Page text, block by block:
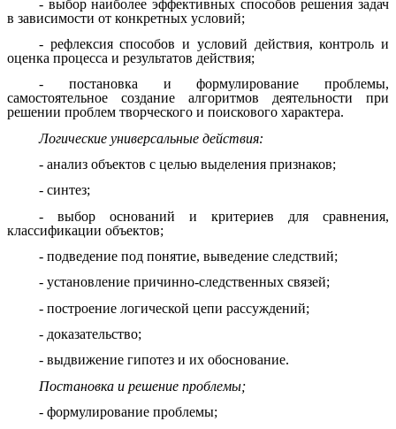
- выбор наиболее эффективных способов решения задач
в зависимости от конкретных условий;
- рефлексия способов и условий действия, контроль и
оценка процесса и результатов действия;
- постановка и формулирование проблемы,
самостоятельное создание алгоритмов деятельности при
решении проблем творческого и поискового характера.
Логические универсальные действия:
- анализ объектов с целью выделения признаков;
- синтез;
- выбор оснований и критериев для сравнения,
классификации объектов;
- подведение под понятие, выведение следствий;
- установление причинно-следственных связей;
- построение логической цепи рассуждений;
- доказательство;
- выдвижение гипотез и их обоснование.
Постановка и решение проблемы;
- формулирование проблемы;